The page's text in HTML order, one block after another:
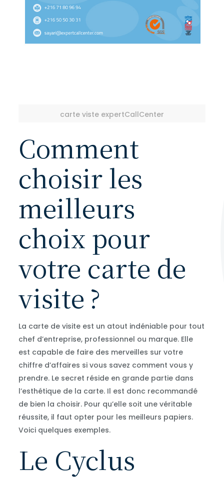
carte viste expertCallCenter
Comment
choisir les
meilleurs
choix pour
votre carte de
visite ?
La carte de visite est un atout indéniable pour tout
chef d’entreprise, professionnel ou marque. Elle
est capable de faire des merveilles sur votre
chiffre d’affaires si vous savez comment vous y
prendre. Le secret réside en grande partie dans
l’esthétique de la carte. Il est donc recommandé
de bien la choisir. Pour qu’elle soit une véritable
réussite, il faut opter pour les meilleurs papiers.
Voici quelques exemples.
Le Cyclus